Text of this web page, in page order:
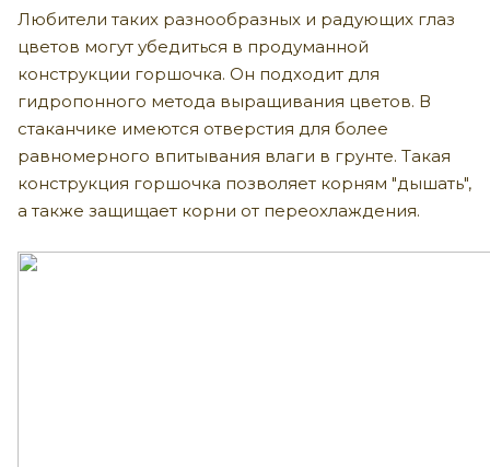
Любители таких разнообразных и радующих глаз
цветов могут убедиться в продуманной
конструкции горшочка. Он подходит для
гидропонного метода выращивания цветов. В
стаканчике имеются отверстия для более
равномерного впитывания влаги в грунте. Такая
конструкция горшочка позволяет корням "дышать",
а также защищает корни от переохлаждения.